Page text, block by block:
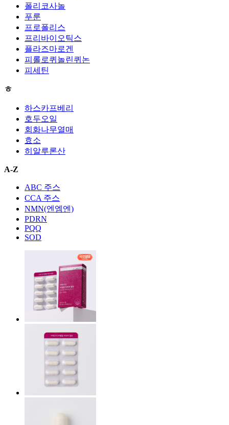
폴리코사놀
푸룬
프로폴리스
프리바이오틱스
플라즈마로겐
피롤로퀴놀린퀴논
피세틴
ㅎ
하스카프베리
호두오일
회화나무열매
효소
히알루론산
A-Z
ABC 주스
CCA 주스
NMN(엔엠엔)
PDRN
PQQ
SOD